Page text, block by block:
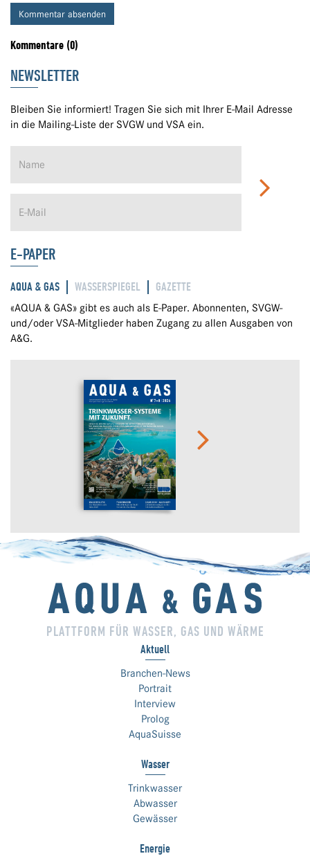
Kommentar absenden
Kommentare (0)
NEWSLETTER
Bleiben Sie informiert! Tragen Sie sich mit Ihrer E-Mail Adresse
in die Mailing-Liste der SVGW und VSA ein.
E-PAPER
AQUA & GAS WASSERSPIEGEL GAZETTE
«AQUA & GAS» gibt es auch als E-Paper. Abonnenten, SVGW-
und/oder VSA-Mitglieder haben Zugang zu allen Ausgaben von
A&G.
PLATTFORM FÜR WASSER, GAS UND WÄRME
Aktuell
Branchen-News
Portrait
Interview
Prolog
AquaSuisse
Wasser
Trinkwasser
Abwasser
Gewässer
Energie